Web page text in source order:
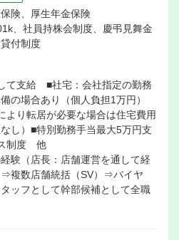
険、厚生年金保険
、社員持株会制度、慶弔見舞金
付制度
て支給 ■社宅：会社指定の勤務
の場合あり（個人負担1万円）
より転居が必要な場合は住宅費用
し）■特別勤務手当最大5万円支
制度 他
験（店長：店舗運営を通して経
複数店舗統括（SV）⇒バイヤ
ッフとして幹部候補として全職